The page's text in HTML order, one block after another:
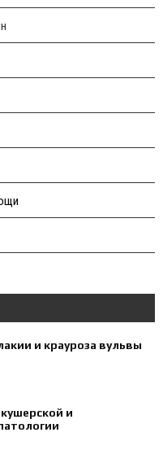
и крауроза вульвы
и